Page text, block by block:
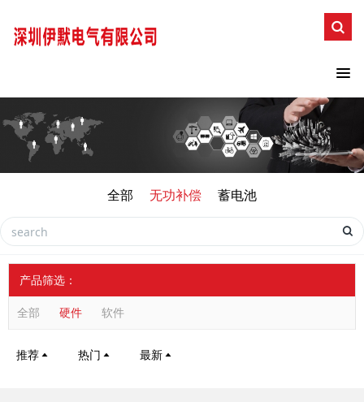
全部 无功补偿 蓄电池
产品筛选：
全部 硬件 软件
推荐 热门 最新